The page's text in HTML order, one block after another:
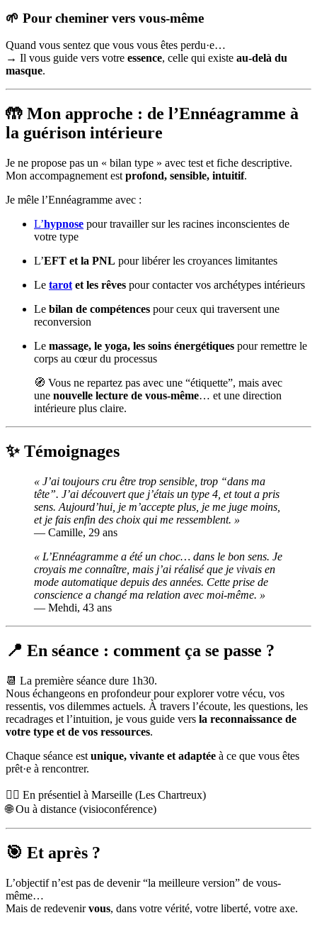
🌱 Pour cheminer vers vous-même
Quand vous sentez que vous vous êtes perdu·e…
→ Il vous guide vers votre essence, celle qui existe au-delà du
masque.
🤲 Mon approche : de l’Ennéagramme à
la guérison intérieure
Je ne propose pas un « bilan type » avec test et fiche descriptive.
Mon accompagnement est profond, sensible, intuitif.
Je mêle l’Ennéagramme avec :
L’hypnose pour travailler sur les racines inconscientes de
votre type
L’EFT et la PNL pour libérer les croyances limitantes
Le tarot et les rêves pour contacter vos archétypes intérieurs
Le bilan de compétences pour ceux qui traversent une
reconversion
Le massage, le yoga, les soins énergétiques pour remettre le
corps au cœur du processus
🧭 Vous ne repartez pas avec une “étiquette”, mais avec
une nouvelle lecture de vous-même… et une direction
intérieure plus claire.
✨ Témoignages
« J’ai toujours cru être trop sensible, trop “dans ma
tête”. J’ai découvert que j’étais un type 4, et tout a pris
sens. Aujourd’hui, je m’accepte plus, je me juge moins,
et je fais enfin des choix qui me ressemblent. »
— Camille, 29 ans
« L’Ennéagramme a été un choc… dans le bon sens. Je
croyais me connaître, mais j’ai réalisé que je vivais en
mode automatique depuis des années. Cette prise de
conscience a changé ma relation avec moi-même. »
— Mehdi, 43 ans
📍 En séance : comment ça se passe ?
📆 La première séance dure 1h30.
Nous échangeons en profondeur pour explorer votre vécu, vos
ressentis, vos dilemmes actuels. À travers l’écoute, les questions, les
recadrages et l’intuition, je vous guide vers la reconnaissance de
votre type et de vos ressources.
Chaque séance est unique, vivante et adaptée à ce que vous êtes
prêt·e à rencontrer.
🧘‍♀️ En présentiel à Marseille (Les Chartreux)
🌐 Ou à distance (visioconférence)
🎯 Et après ?
L’objectif n’est pas de devenir “la meilleure version” de vous-
même…
Mais de redevenirvous, dans votre vérité, votre liberté, votre axe.